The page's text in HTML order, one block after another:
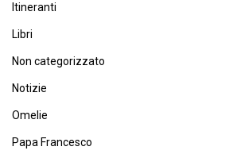
Itineranti
Libri
Non categorizzato
Notizie
Omelie
Papa Francesco